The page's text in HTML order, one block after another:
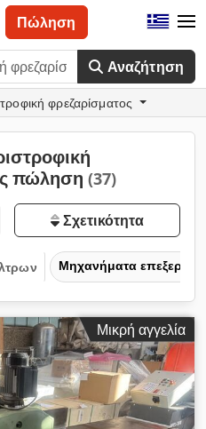
Αναζήτηση
Πώληση
φρεζαρίσματος
πώληση (37)
Σχετικότητα
Μηχανήματα
Μικρή αγγελία